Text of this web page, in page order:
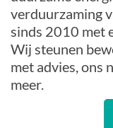
verduurzaming
sinds 2010 met
Wij steunen
met advies, ons
meer.